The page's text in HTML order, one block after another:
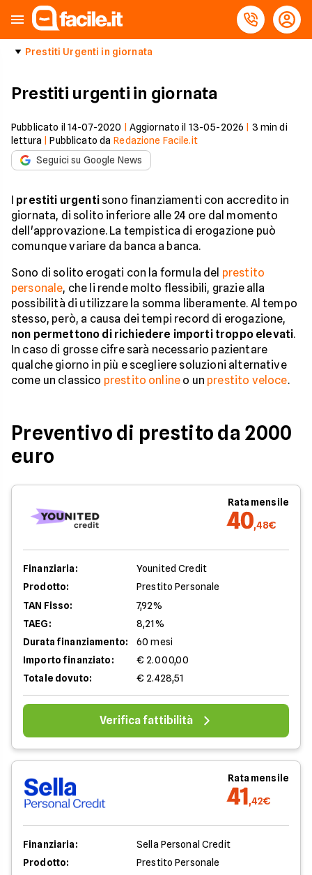
Prestiti Urgenti in giornata
Prestiti urgenti in giornata
Pubblicato il 14-07-2020 Aggiornato il 13-05-2026 3 min di
lettura |Pubblicato da Redazione Facile.it
Seguici su Google News
I prestiti urgentisono finanziamenti con accredito in
giornata, di solito inferiore alle 24 ore dal momento
dell'approvazione. La tempistica di erogazione può
comunque variare da banca a banca.
Sono di solito erogati con la formula del prestito
personale, che li rende molto flessibili, grazie alla
possibilità di utilizzare la somma liberamente. Al tempo
stesso, però, a causa dei tempi record di erogazione,
non permettono di richiedere importi troppo elevati.
In caso di grosse cifre sarà necessario pazientare
qualche giorno in più e scegliere soluzioni alternative
come un classico prestito online o un prestito veloce.
Preventivo di prestito da 2000
euro
Rata mensile
40,48€
Finanziaria:
Younited Credit
Prodotto:
Prestito Personale
TAN Fisso:
7,92%
TAEG:
8,21%
Durata finanziamento:
60 mesi
Importo finanziato:
€ 2.000,00
Totale dovuto:
€ 2.428,51
Verifica fattibilità
Rata mensile
41,42€
Finanziaria:
Sella Personal Credit
Prodotto:
Prestito Personale